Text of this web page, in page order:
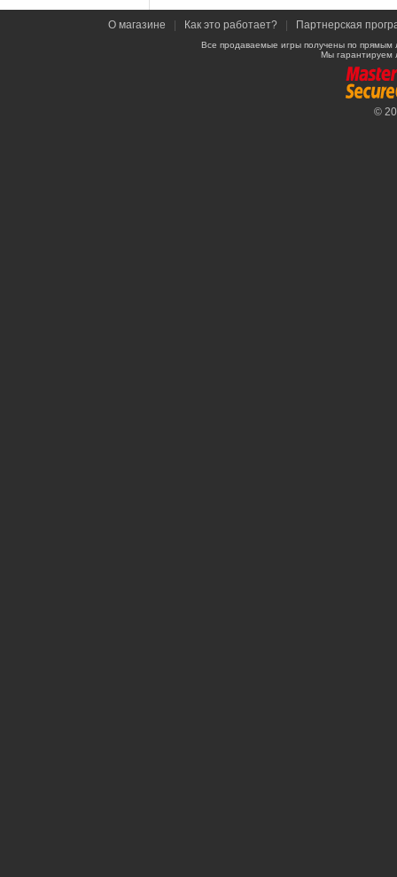
О магазине Как это работает? Партнерская
Все продаваемые игры получены по
Мы гарантируем
©